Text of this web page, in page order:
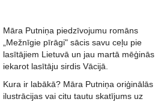
Māra Putniņa piedzīvojumu romāns
„Mežnīgie pīrāgi" sācis savu ceļu pie
lasītājiem Lietuvā un jau martā mēģinās
iekarot lasītāju sirdis Vācijā.
Kura ir labākā? Māra Putniņa oriģinālās
ilustrācijas vai citu tautu skatījums uz